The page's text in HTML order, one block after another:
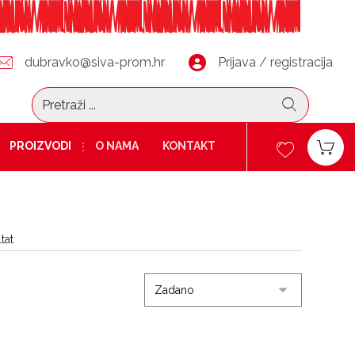
Prijava / registracija
dubravko@siva-prom.hr
PROIZVODI O NAMA KONTAKT